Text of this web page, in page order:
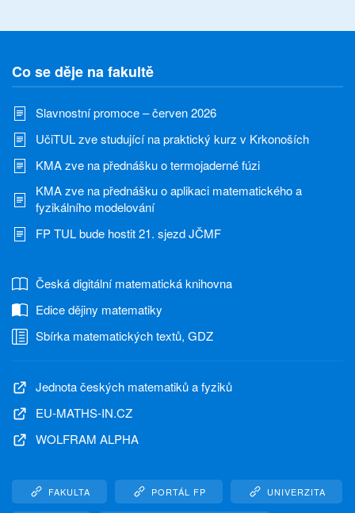
Co se děje na fakultě
Slavnostní promoce – červen 2026
UčiTUL zve studující na praktický kurz v Krkonoších
KMA zve na přednášku o termojaderné fúzi
KMA zve na přednášku o aplikaci matematického a
fyzikálního modelování
FP TUL bude hostit 21. sjezd JČMF
Česká digitální matematická knihovna
Edice dějiny matematiky
Sbírka matematických textů, GDZ
Jednota českých matematiků a fyziků
EU-MATHS-IN.CZ
WOLFRAM ALPHA
FAKULTA PORTÁL FP UNIVERZITA